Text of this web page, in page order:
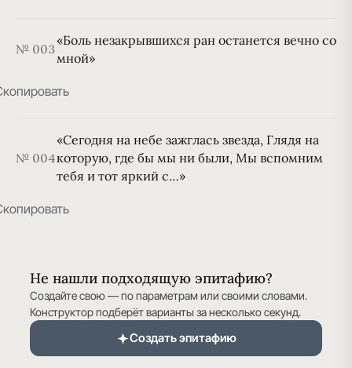
№ 003
«Боль незакрывшихся ран останется вечно со
мной»
№ 004
«Сегодня на небе зажглась звезда, Глядя на
которую, где бы мы ни были, Мы вспомним
тебя и тот яркий с…»
Не нашли подходящую эпитафию?
Создайте свою — по параметрам или своими словами.
Конструктор подберёт варианты за несколько секунд.
Создать эпитафию